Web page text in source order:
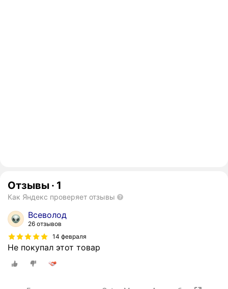
Отзывы · 1
Как Яндекс проверяет отзывы
Всеволод
26 отзывов
14 февраля
Не покупал этот товар